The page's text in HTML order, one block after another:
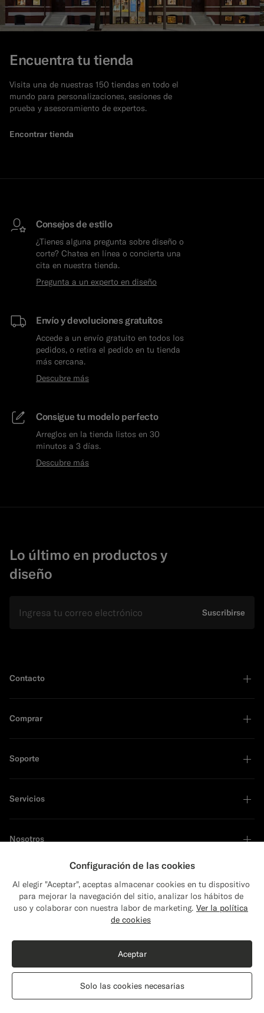
Encuentra tu tienda
Visita una de nuestras 150 tiendas en todo el
mundo para personalizaciones, sesiones de
prueba y asesoramiento de expertos.
Encontrar tienda
Consejos de estilo
¿Tienes alguna pregunta sobre diseño o
corte? Chatea en línea o concierta una
cita en nuestra tienda.
Pregunta a un experto en diseño
Envío y devoluciones gratuitos
Accede a un envío gratuito en todos los
pedidos, o retira el pedido en tu tienda
más cercana.
Descubre más
Consigue tu modelo perfecto
Arreglos en la tienda listos en 30
minutos a 3 días.
Descubre más
Lo último en productos y
diseño
Suscribirse
Contacto
Comprar
Soporte
Servicios
Nosotros
Líder en sostenibilidad
Close
Envío a: ¿Estados Unidos?
contenidos que sean pertinentes para ti.
Estados Unidos(USD)
Cambiar localización
Configuración de las cookies
Al elegir "Aceptar", aceptas almacenar cookies en tu dispositivo
para mejorar la navegación del sitio, analizar los hábitos de
uso y colaborar con nuestra labor de marketing. Ver la política
de cookies
Solo las cookies necesarias
Aceptar